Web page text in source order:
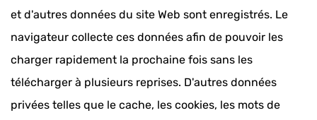
et d'autres données du site Web sont enregistrés. Le
navigateur collecte ces données afin de pouvoir les
charger rapidement la prochaine fois sans les
télécharger à plusieurs reprises. D'autres données
privées telles que le cache, les cookies, les mots de